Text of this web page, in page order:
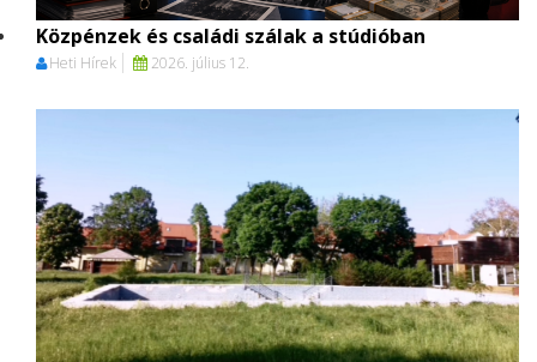
Közpénzek és családi szálak a stúdióban
Heti Hírek 2026. július 12.